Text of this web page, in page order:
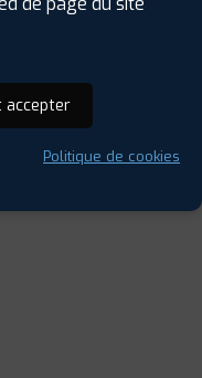
accepter
Politique de cookies